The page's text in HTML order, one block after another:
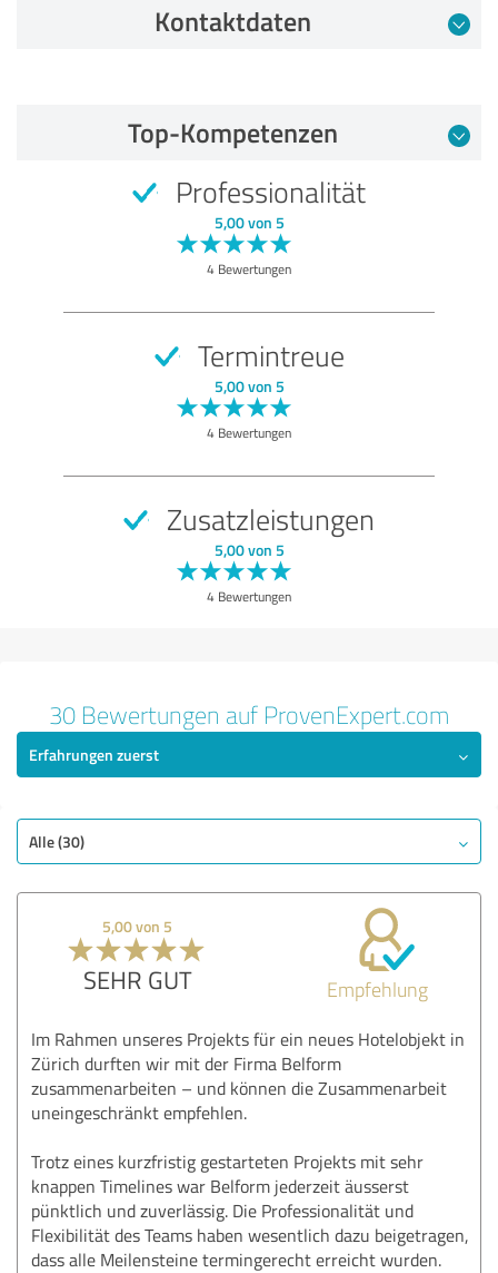
Kontaktdaten
Empfehlung
Top-Kompetenzen
Professionalität
5,00 von 5
4 Bewertungen
Termintreue
5,00 von 5
4 Bewertungen
Zusatzleistungen
5,00 von 5
4 Bewertungen
30 Bewertungen auf ProvenExpert.com
Erfahrungen zuerst
Alle (30)
5,00 von 5
SEHR GUT Empfehlung
Im Rahmen unseres Projekts für ein neues Hotelobjekt in
Zürich durften wir mit der Firma Belform
zusammenarbeiten – und können die Zusammenarbeit
uneingeschränkt empfehlen.
Trotz eines kurzfristig gestarteten Projekts mit sehr
knappen Timelines war Belform jederzeit äusserst
pünktlich und zuverlässig. Die Professionalität und
Flexibilität des Teams haben wesentlich dazu beigetragen,
dass alle Meilensteine termingerecht erreicht wurden.